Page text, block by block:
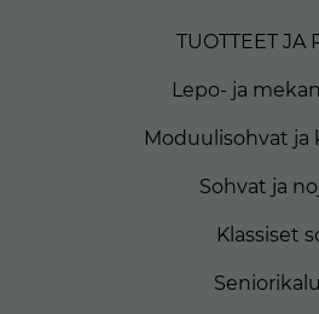
TUOTTEET JA
Lepo- ja
Moduulisohvat ja
Sohvat ja
Klassiset